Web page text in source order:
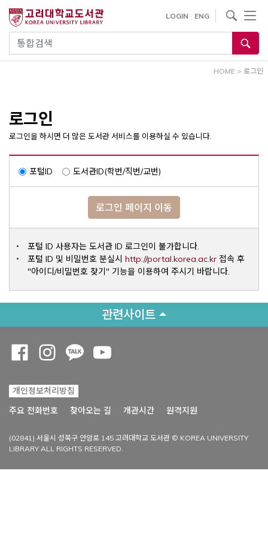
건
통합검색
LOGIN ENG
사이트내 검색
HOME > 로그인
로그인
로그인을 하시면 더 많은 도서관 서비스를 이용하실 수 있습니다.
포털ID 도서관ID(학번/직번/교번)
로그인 페이지 이동
포털 ID 사용자는 도서관 ID 로그인이 불가합니다.
포털 ID 및 비밀번호 분실시 http://portal.korea.ac.krOpens a
접속 후
"아이디/비밀번호 찾기" 기능을 이용하여 주시기 바랍니다.
관련사이트
개인정보처리방침
주요 전화번호
찾아오는 길 개관시간 원격지원
(02841) 서울시 성북구 안암로 145 고려대학교 도서관 © KOREA UNIVERSITY
LIBRARY ALL RIGHTS RESERVED.
Opens a new window
Opens a new window
Opens a new window